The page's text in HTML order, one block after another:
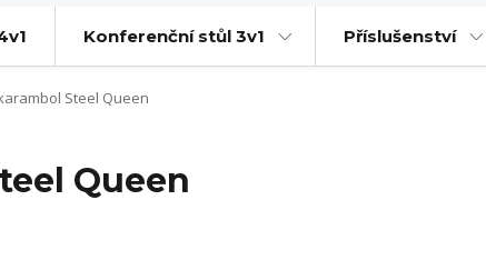
Konferenční stůl 3v1 Příslušenství
Steel Queen
Queen